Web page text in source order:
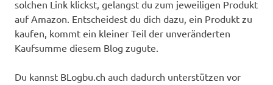
solchen Link klickst, gelangst du zum jeweiligen Produkt
auf Amazon. Entscheidest du dich dazu, ein Produkt zu
kaufen, kommt ein kleiner Teil der unveränderten
Kaufsumme diesem Blog zugute.
Du kannst BLogbu.ch auch dadurch unterstützen vor